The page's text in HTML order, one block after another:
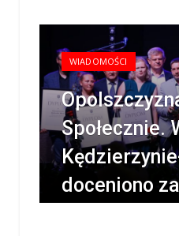
WIADOMOŚCI
Społecznie.
doceniono